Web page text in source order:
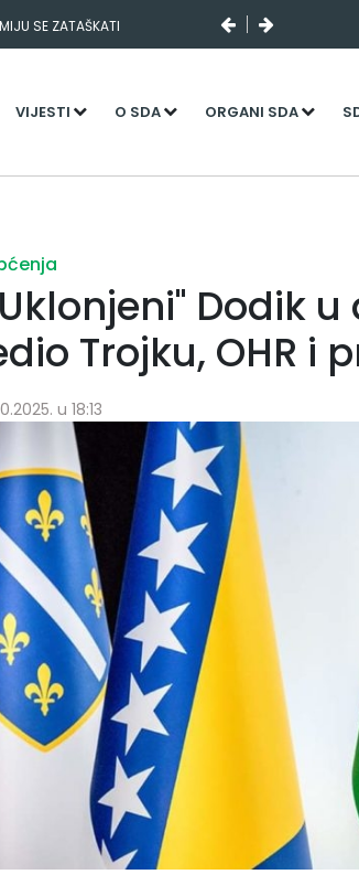
SE ZATAŠKATI
VIJESTI O SDA ORGANI SDA
Dodik
Trojku, OHR i
u 18:13